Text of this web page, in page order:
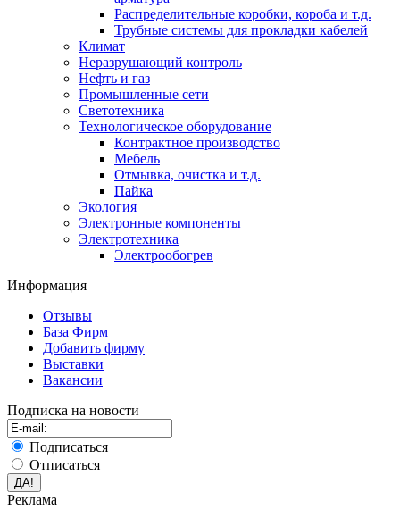
Распределительные коробки, короба и т.д.
Трубные системы для прокладки кабелей
Климат
Неразрушающий контроль
Нефть и газ
Промышленные сети
Светотехника
Технологическое оборудование
Контрактное производство
Мебель
Отмывка, очистка и т.д.
Пайка
Экология
Электронные компоненты
Электротехника
Электрообогрев
Информация
Отзывы
База Фирм
Добавить фирму
Выставки
Вакансии
Подписка на новости
Подписаться
Отписаться
Реклама